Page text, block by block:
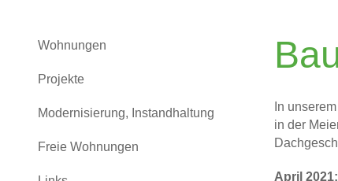
Wohnungen
Projekte
Modernisierung, Instandhaltung
Freie Wohnungen
In
in der
April 2021: